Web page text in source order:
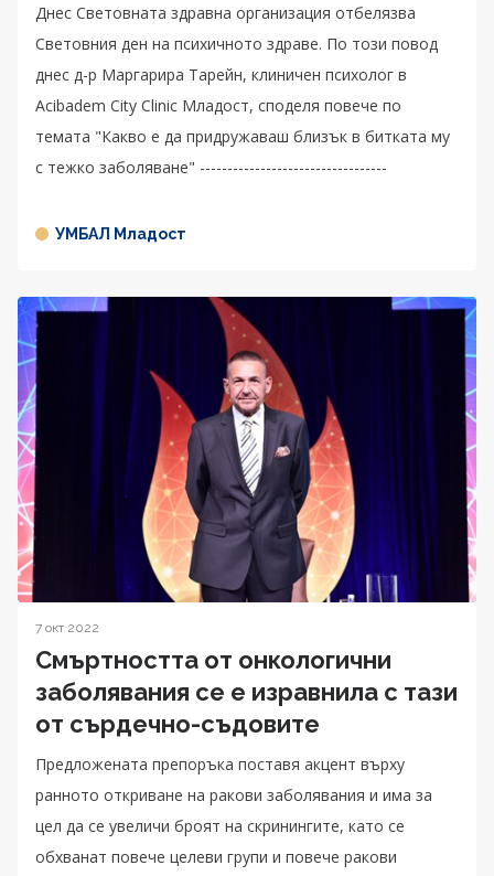
Днес Световната здравна организация отбелязва
Световния ден на психичното здраве. По този повод
днес д-р Маргарира Тарейн, клиничен психолог в
Acibadem City Clinic Младост, споделя повече по
темата "Какво е да придружаваш близък в битката му
с тежко заболяване" ----------------------------------
УМБАЛ Младост
7 окт 2022
Смъртността от онкологични
заболявания се е изравнила с тази
от сърдечно-съдовите
Предложената препоръка поставя акцент върху
ранното откриване на ракови заболявания и има за
цел да се увеличи броят на скринингите, като се
обхванат повече целеви групи и повече ракови